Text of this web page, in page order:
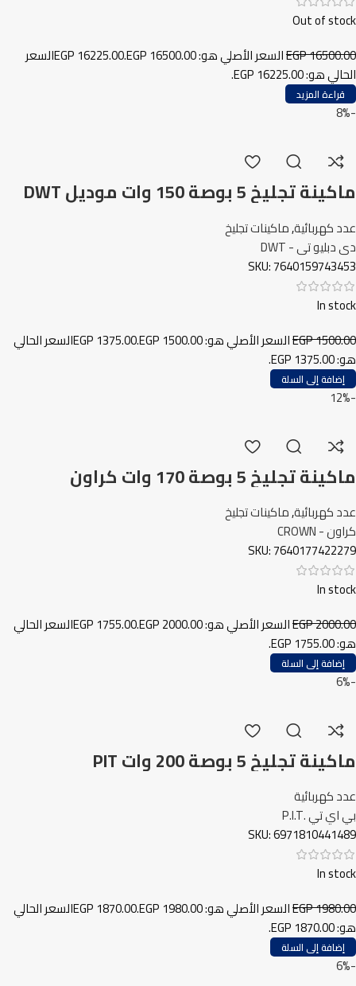
Out of stock
EGP16500.00 السعر الأصلي هو: EGP 16500.00. EGP 16225.00
السعر
الحالي هو: EGP 16225.00.
قراءة المزيد
-8%
ماكينة تجليخ 5 بوصة 150 وات موديل DWT
DS-150KS
عدد كهربائية,ماكينات تجليخ
دى دبليو تى - DWT
SKU:7640159743453
In stock
EGP1500.00 السعر الأصلي هو: EGP 1500.00. EGP 1375.00
السعر الحالي
هو: EGP 1375.00.
إضافة إلى السلة
-12%
ماكينة تجليخ 5 بوصة 170 وات كراون
عدد كهربائية,ماكينات تجليخ
كراون - CROWN
SKU:7640177422279
In stock
EGP2000.00 السعر الأصلي هو: EGP 2000.00. EGP 1755.00
السعر الحالي
هو: EGP 1755.00.
إضافة إلى السلة
-6%
ماكينة تجليخ 5 بوصة 200 وات PIT
عدد كهربائية
بي اي تي .P.I.T
SKU:6971810441489
In stock
EGP1980.00 السعر الأصلي هو: EGP 1980.00. EGP 1870.00
السعر الحالي
هو: EGP 1870.00.
إضافة إلى السلة
-6%